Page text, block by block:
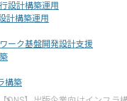
設計構築運用
計構築運用
ーク基盤開発設計支援
構築